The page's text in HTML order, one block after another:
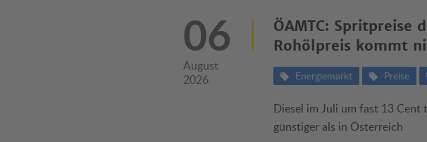
06
August
2026
ÖAMTC: Spritpreise
Rohölpreis kommt
Energiemarkt Preise
Diesel im Juli um fast 13
günstiger als in Österreich